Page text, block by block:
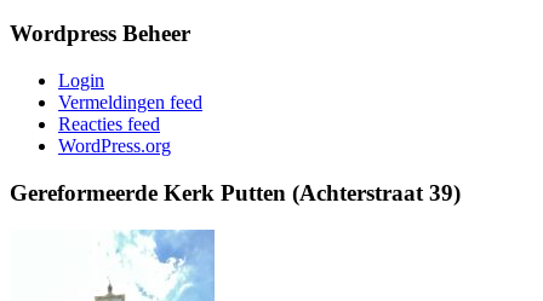
Wordpress Beheer
Login
Vermeldingen feed
Reacties feed
WordPress.org
Gereformeerde Kerk Putten (Achterstraat 39)